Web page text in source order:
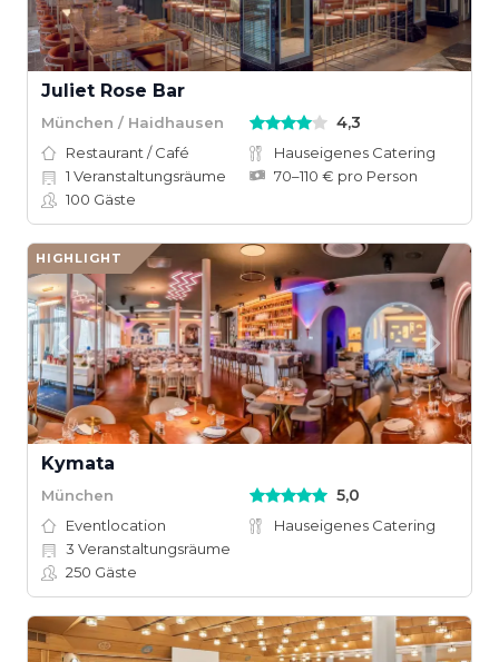
Juliet Rose Bar
München / Haidhausen 4,3
Restaurant / Café
Hauseigenes Catering
1 Veranstaltungsräume
70–110 € pro Person
100 Gäste
HIGHLIGHT
Kymata
München 5,0
Eventlocation
Hauseigenes Catering
3 Veranstaltungsräume
250 Gäste